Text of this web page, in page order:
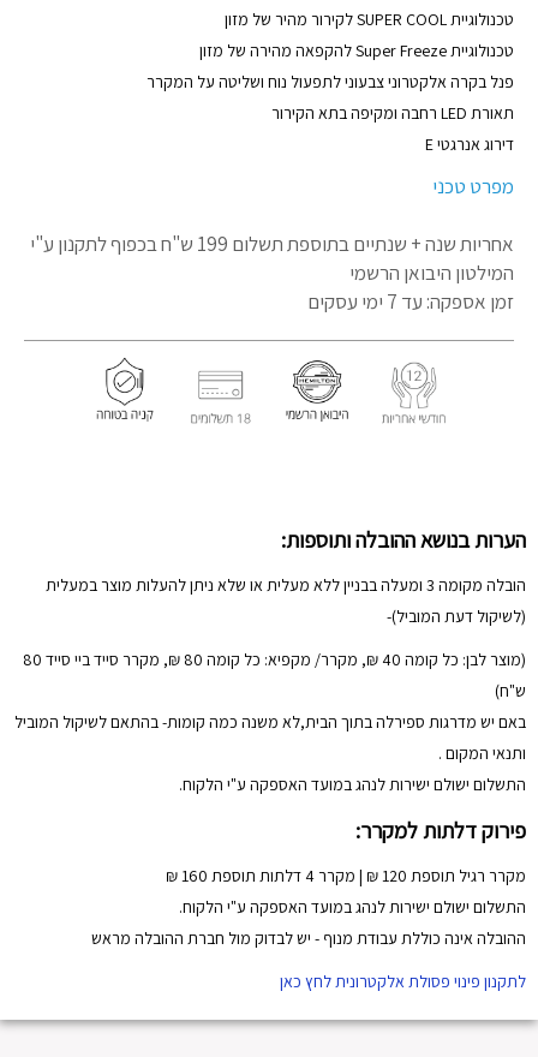
טכנולוגיית SUPER COOL לקירור מהיר של מזון
טכנולוגיית Super Freeze להקפאה מהירה של מזון
פנל בקרה אלקטרוני צבעוני לתפעול נוח ושליטה על המקרר
תאורת LED רחבה ומקיפה בתא הקירור
דירוג אנרגטי E
מפרט טכני
אחריות שנה + שנתיים בתוספת תשלום 199 ש"ח בכפוף לתקנון
ע"י
המילטון היבואן הרשמי
זמן אספקה: עד 7 ימי עסקים
הערות בנושא ההובלה ותוספות:
הובלה מקומה 3 ומעלה בבניין ללא מעלית או שלא ניתן להעלות מוצר במעלית
(לשיקול דעת המוביל)-
(מוצר לבן: כל קומה 40 ₪, מקרר/ מקפיא: כל קומה 80 ₪, מקרר סייד ביי סייד 80
ש"ח)
באם יש מדרגות ספירלה בתוך הבית,לא משנה כמה קומות- בהתאם לשיקול המוביל
ותנאי המקום .
התשלום ישולם ישירות לנהג במועד האספקה ע"י הלקוח.
פירוק דלתות למקרר:
מקרר רגיל תוספת 120 ₪ | מקרר 4 דלתות תוספת 160 ₪
התשלום ישולם ישירות לנהג במועד האספקה ע"י הלקוח.
ההובלה אינה כוללת עבודת מנוף - יש לבדוק מול חברת ההובלה מראש
לתקנון פינוי פסולת אלקטרונית לחץ כאן